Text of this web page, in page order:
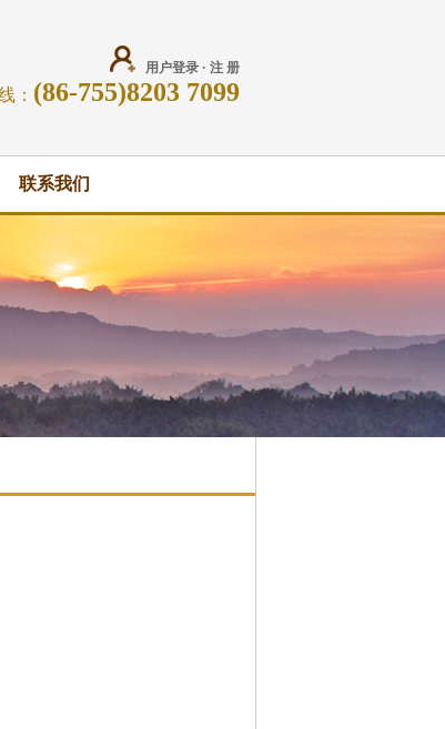
用户登录 · 注 册
： (86-755)8203 7099
联系我们